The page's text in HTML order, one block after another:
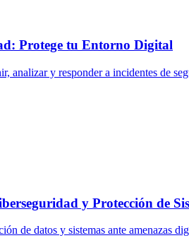
Protege tu Entorno Digital
analizar y responder a incidentes de
y Protección de
de datos y sistemas ante amenazas